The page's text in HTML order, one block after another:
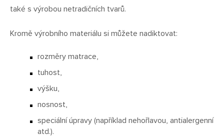
také s výrobou netradičních tvarů.
Kromě výrobního materiálu si můžete nadiktovat:
rozměry matrace,
tuhost,
výšku,
nosnost,
speciální úpravy (například nehořlavou, antialergenní
atd.).